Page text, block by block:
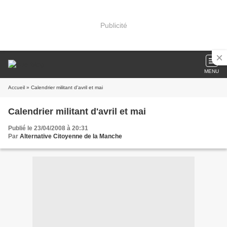
Publicité
MENU
Accueil » Calendrier militant d'avril et mai
Calendrier militant d'avril et mai
Publié le 23/04/2008 à 20:31
Par Alternative Citoyenne de la Manche